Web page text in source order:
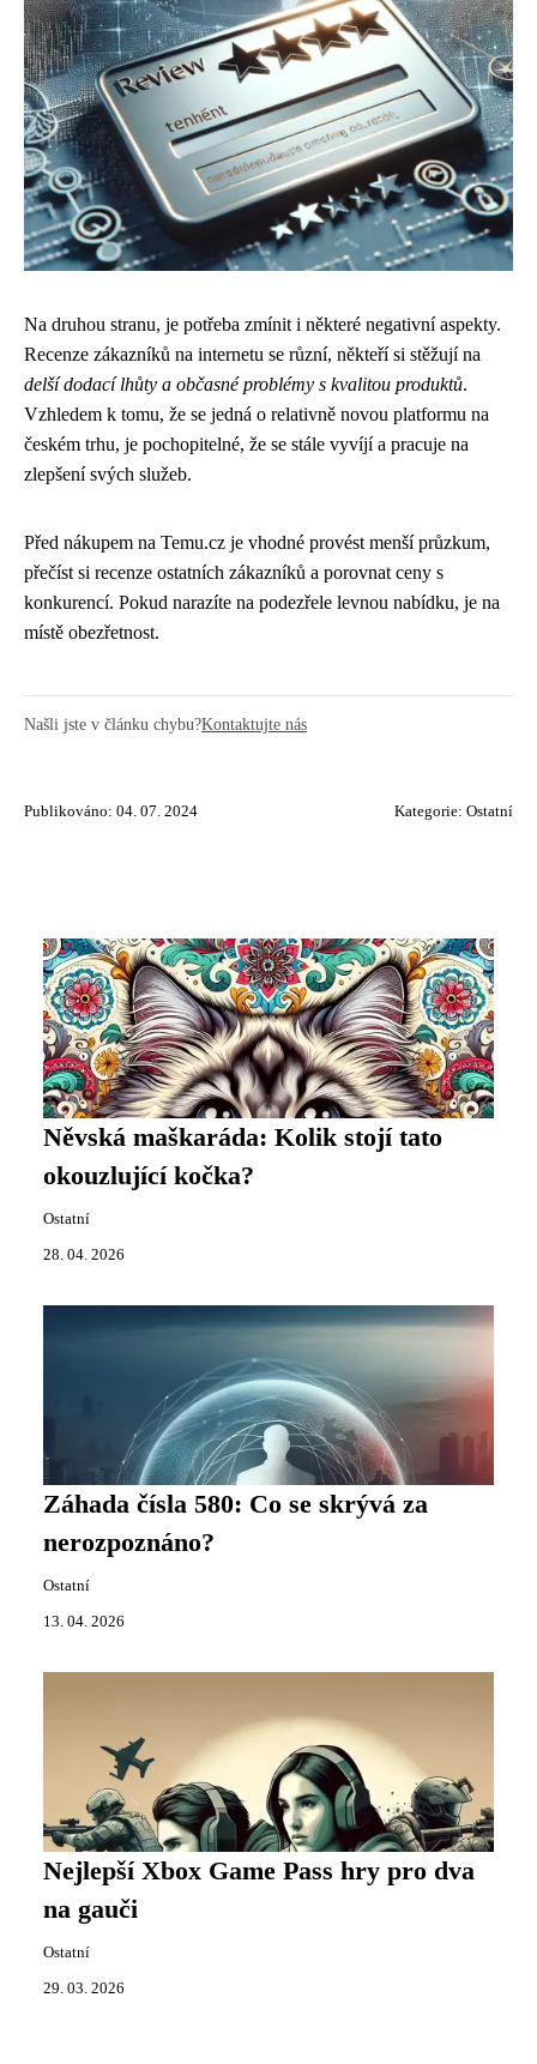
Na druhou stranu, je potřeba zmínit i některé negativní aspekty.
Recenze zákazníků na internetu se různí, někteří si stěžují na
delší dodací lhůty a občasné problémy s kvalitou produktů.
Vzhledem k tomu, že se jedná o relativně novou platformu na
českém trhu, je pochopitelné, že se stále vyvíjí a pracuje na
zlepšení svých služeb.
Před nákupem na Temu.cz je vhodné provést menší průzkum,
přečíst si recenze ostatních zákazníků a porovnat ceny s
konkurencí. Pokud narazíte na podezřele levnou nabídku, je na
místě obezřetnost.
Našli jste v článku chybu?Kontaktujte nás
Publikováno: 04. 07. 2024 Kategorie: Ostatní
Něvská maškaráda: Kolik stojí tato
okouzlující kočka?
Ostatní
28. 04. 2026
Záhada čísla 580: Co se skrývá za
nerozpoznáno?
Ostatní
13. 04. 2026
Nejlepší Xbox Game Pass hry pro dva
na gauči
Ostatní
29. 03. 2026